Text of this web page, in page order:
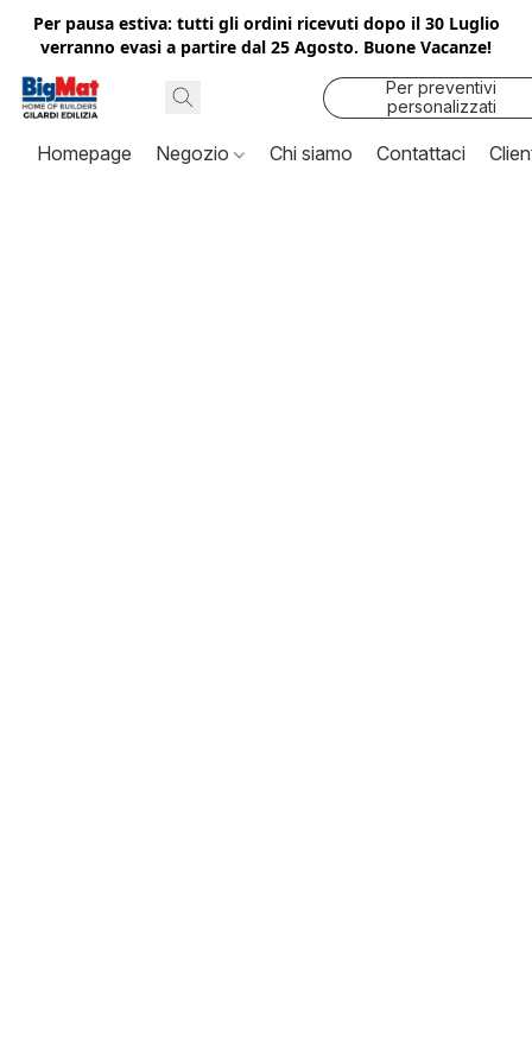
Per pausa estiva: tutti gli ordini ricevuti dopo il 30 Luglio
verranno evasi a partire dal 25 Agosto. Buone Vacanze!
Per preventivi
personalizzati
contattaci
Homepage Negozio Chi siamo Contattaci